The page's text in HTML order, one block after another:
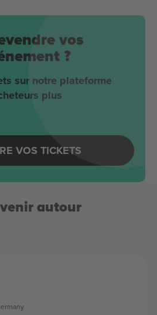
vos
?
sur notre plateforme
plus
VOS TICKETS
autour